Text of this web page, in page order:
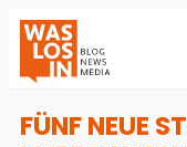
FÜNF NEUE